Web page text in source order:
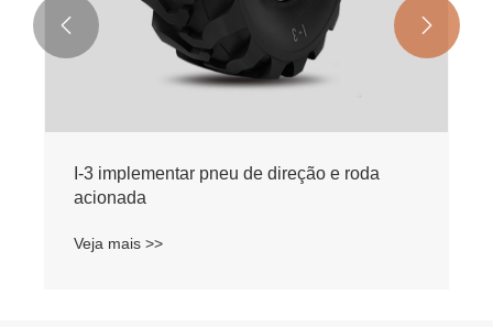
I-3 implementar pneu de direção e roda
acionada
Veja mais >>
 